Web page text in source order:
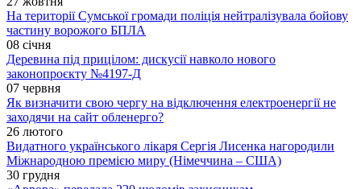
На території Сумської громади поліція нейтралізувала бойову
частину ворожого БПЛА
08 січня
Деревина під прицілом: дискусії навколо нового
законопроєкту №4197-Д
07 червня
Як визначити свою чергу на відключення електроенергії не
заходячи на сайт обленерго?
26 лютого
Видатного українського лікаря Сергія Лисенка нагородили
Міжнародною премією миру (Німеччина – США)
30 грудня